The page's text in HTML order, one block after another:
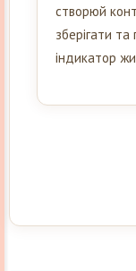
створюй
зберігати
індикатор